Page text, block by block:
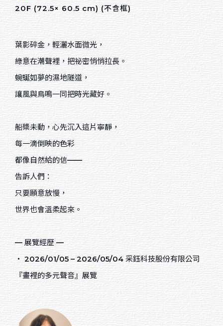
壓克力顏料
粉蠟筆
麥克筆
廣告顏料
粉彩
水墨
天然乾燥花卉
$ 10,000 － $ 20,000
20F (72.5× 60.5 cm) (不含框)
葉影碎金，輕灑水面微光，
綠意在潮聲裡，把祕密悄悄拉長。
蜿蜒如夢的濕地隧道，
讓風與鳥鳴一同把時光藏好。
船槳未動，心先沉入這片寧靜，
每一滴倒映的色彩
都像自然給的信——
告訴人們：
只要願意放慢，
世界也會溫柔起來。
— 展覽經歷 —
‧ 2026/01/05 – 2026/05/04 采鈺科技股份有限公司
『畫裡的多元聲音』展覽